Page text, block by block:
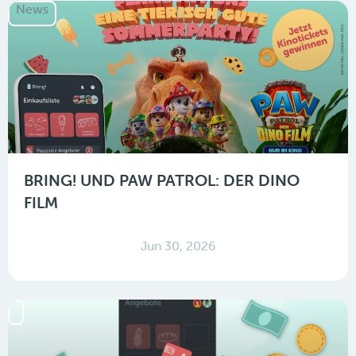
News
BRING! UND PAW PATROL: DER DINO
FILM
Jun 30, 2026